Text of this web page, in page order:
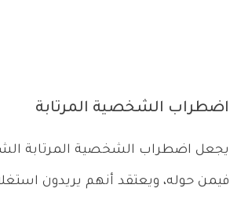
اضطراب الشخصية المرتابة
يجعل اضطراب الشخصية المرتابة
فيمن حوله، ويعتقد أنهم يريدون